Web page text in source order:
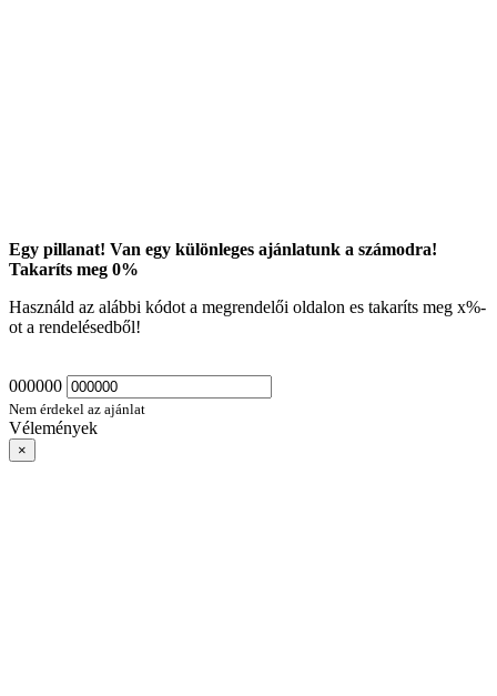
Egy pillanat! Van egy különleges ajánlatunk a számodra!
Takaríts meg 0%
Használd az alábbi kódot a megrendelői oldalon es takaríts meg x%-
ot a rendelésedből!
000000
Nem érdekel az ajánlat
Vélemények
×